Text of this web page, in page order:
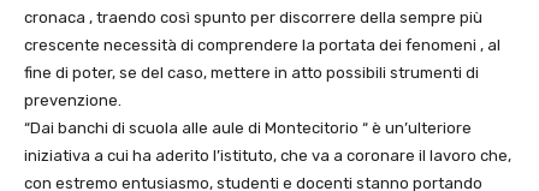
cronaca , traendo così spunto per discorrere della sempre più
crescente necessità di comprendere la portata dei fenomeni , al
fine di poter, se del caso, mettere in atto possibili strumenti di
prevenzione.
“Dai banchi di scuola alle aule di Montecitorio “ è un’ulteriore
iniziativa a cui ha aderito l’istituto, che va a coronare il lavoro che,
con estremo entusiasmo, studenti e docenti stanno portando